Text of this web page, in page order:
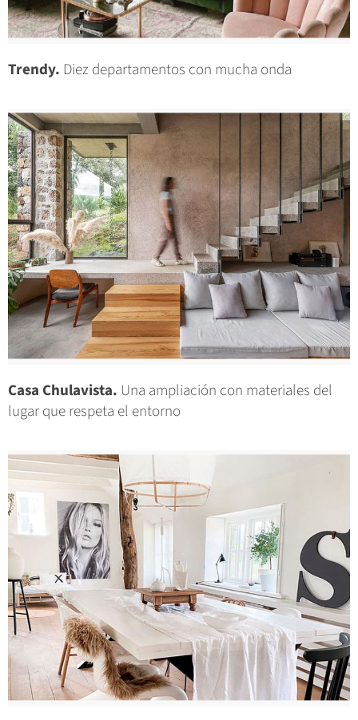
Trendy. Diez departamentos con mucha onda
Casa Chulavista. Una ampliación con materiales del
lugar que respeta el entorno